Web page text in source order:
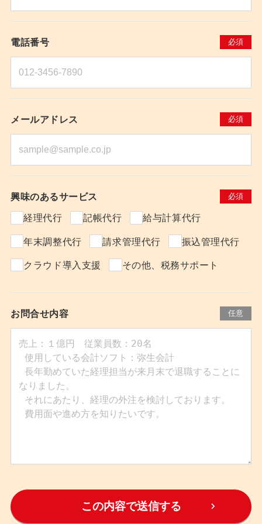
電話番号 必須
メールアドレス 必須
興味のあるサービス 必須
経理代行 記帳代行 給与計算代行
年末調整代行 請求管理代行 振込管理代行
クラウド導入支援 その他、税務サポート
お問合せ内容 任意